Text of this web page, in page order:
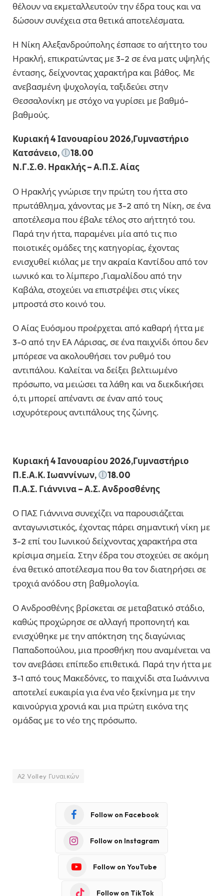
θέλουν να εκμεταλλευτούν την έδρα τους και να
δώσουν συνέχεια στα θετικά αποτελέσματα.
Η Νίκη Αλεξανδρούπολης έσπασε το αήττητο του
Ηρακλή, επικρατώντας με 3-2 σε ένα ματς υψηλής
έντασης, δείχνοντας χαρακτήρα και βάθος. Με
ανεβασμένη ψυχολογία, ταξιδεύει στην
Θεσσαλονίκη με στόχο να γυρίσει με βαθμό-
βαθμούς.
Κυριακή 4 Ιανουαρίου 2026,Γυμναστήριο
Κατσάνειο,
18.00
Ν.Γ.Σ.Θ. Ηρακλής – Α.Π.Σ. Αίας
Ο Ηρακλής γνώρισε την πρώτη του ήττα στο
πρωτάθλημα, χάνοντας με 3-2 από τη Νίκη, σε ένα
αποτέλεσμα που έβαλε τέλος στο αήττητό του.
Παρά την ήττα, παραμένει μία από τις πιο
ποιοτικές ομάδες της κατηγορίας, έχοντας
ενισχυθεί κιόλας με την ακραία Καντίδου από τον
ιωνικό και το λίμπερο ,Γιαμαλίδου από την
Καβάλα, στοχεύει να επιστρέψει στις νίκες
μπροστά στο κοινό του.
Ο Αίας Ευόσμου προέρχεται από καθαρή ήττα με
3-0 από την ΕΑ Λάρισας, σε ένα παιχνίδι όπου δεν
μπόρεσε να ακολουθήσει τον ρυθμό του
αντιπάλου. Καλείται να δείξει βελτιωμένο
πρόσωπο, να μειώσει τα λάθη και να διεκδικήσει
ό,τι μπορεί απέναντι σε έναν από τους
ισχυρότερους αντιπάλους της ζώνης.
Κυριακή 4 Ιανουαρίου 2026,Γυμναστήριο
Π.Ε.Α.Κ. Ιωαννίνων,
18.00
Π.Α.Σ. Γιάννινα – Α.Σ. Ανδροσθένης
Ο ΠΑΣ Γιάννινα συνεχίζει να παρουσιάζεται
ανταγωνιστικός, έχοντας πάρει σημαντική νίκη με
3-2 επί του Ιωνικού δείχνοντας χαρακτήρα στα
κρίσιμα σημεία. Στην έδρα του στοχεύει σε ακόμη
ένα θετικό αποτέλεσμα που θα τον διατηρήσει σε
τροχιά ανόδου στη βαθμολογία.
Ο Ανδροσθένης βρίσκεται σε μεταβατικό στάδιο,
καθώς προχώρησε σε αλλαγή προπονητή και
ενισχύθηκε με την απόκτηση της διαγώνιας
Παπαδοπούλου, μια προσθήκη που αναμένεται να
τον ανεβάσει επίπεδο επιθετικά. Παρά την ήττα με
3-1 από τους Μακεδόνες, το παιχνίδι στα Ιωάννινα
αποτελεί ευκαιρία για ένα νέο ξεκίνημα με την
καινούργια χρονιά και μια πρώτη εικόνα της
ομάδας με το νέο της πρόσωπο.
Α2 Volley Γυναικών
Follow on Facebook
Follow on Instagram
Follow on YouTube
Follow on TikTok